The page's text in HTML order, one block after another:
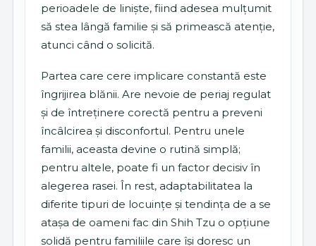
perioadele de liniște, fiind adesea mulțumit
să stea lângă familie și să primească atenție,
atunci când o solicită.
Partea care cere implicare constantă este
îngrijirea blănii. Are nevoie de periaj regulat
și de întreținere corectă pentru a preveni
încâlcirea și disconfortul. Pentru unele
familii, aceasta devine o rutină simplă;
pentru altele, poate fi un factor decisiv în
alegerea rasei. În rest, adaptabilitatea la
diferite tipuri de locuințe și tendința de a se
atașa de oameni fac din Shih Tzu o opțiune
solidă pentru familiile care își doresc un